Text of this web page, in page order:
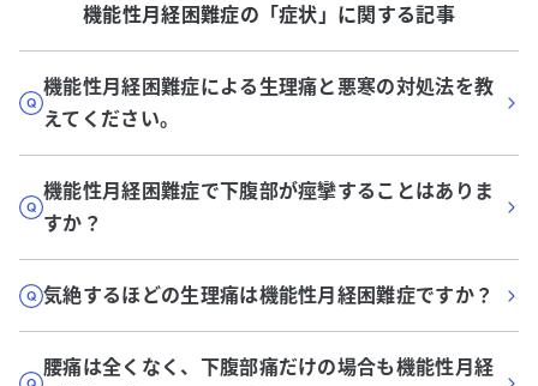
機能性月経困難症の「症状 」に関する記事
機能性月経困難症による生理痛と悪寒の対処法を教
えてください。
機能性月経困難症で下腹部が痙攣することはありま
すか？
気絶するほどの生理痛は機能性月経困難症ですか？
腰痛は全くなく、下腹部痛だけの場合も機能性月経